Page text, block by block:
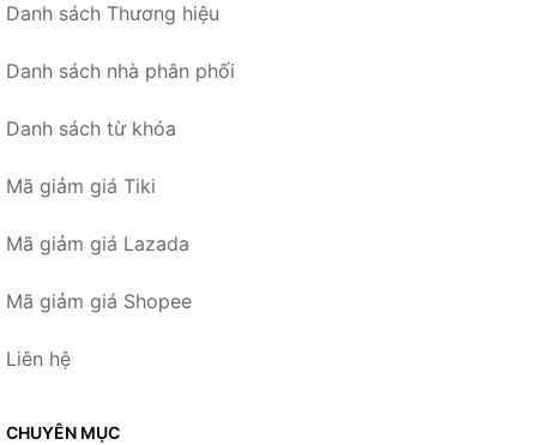
Danh sách Thương hiệu
Danh sách nhà phân phối
Danh sách từ khóa
Mã giảm giá Tiki
Mã giảm giá Lazada
Mã giảm giá Shopee
Liên hệ
CHUYÊN MỤC